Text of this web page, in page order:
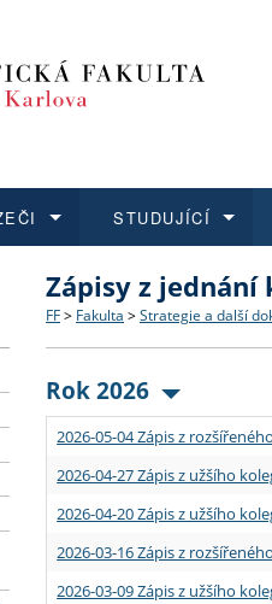
Struktura a historie
Strategie a další
Podpora a benefity pro
Absolventi fakulty
Co studovat a jak se
Učitelské studijní
Informace k průběhu
STUDUJÍCÍ
Bakalářské a magisterské
Doktorské studium
Rigorózní řízení
O vědě a výzkumu na FF
Akademické kvalifikace
Granty a projekty
Aktuální nabídky a
Vyjíždějící studenti
Přijíždějící studenti
Vyjíždějící zaměstnanci
Zápisy z jednání
FF > Fakulta > Strategie a další
Rok 2026
2026-05-04 Zápis z
2026-04-27 Zápis z užšího
2026-04-20 Zápis z užšího
2026-03-16 Zápis z
2026-03-09 Zápis z užšího